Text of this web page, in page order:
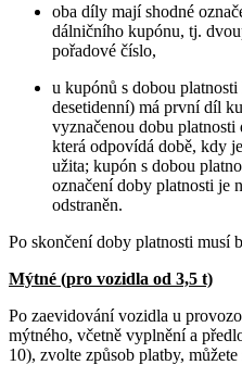
oba díly mají shodné
dálničního kupónu, tj.
pořadové číslo,
u kupónů s dobou
desetidenní) má první díl
vyznačenou dobu
která odpovídá době, kdy
užita; kupón s dobou
označení doby platnosti je
odstraněn.
Po skončení doby platnosti musí
Mýtné (pro vozidla od 3,5 t)
Po zaevidování vozidla u
mýtného, včetně vyplnění a
10), zvolte způsob platby,